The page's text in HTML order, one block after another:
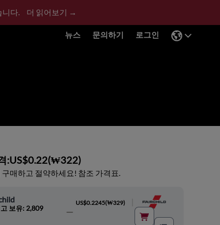
니다. 더 읽어보기 →
뉴스 문의하기 로그인
:US$0.22(₩322)
구매하고 절약하세요! 참조 가격표.
보유: 2,809
US$0.2245(₩329)